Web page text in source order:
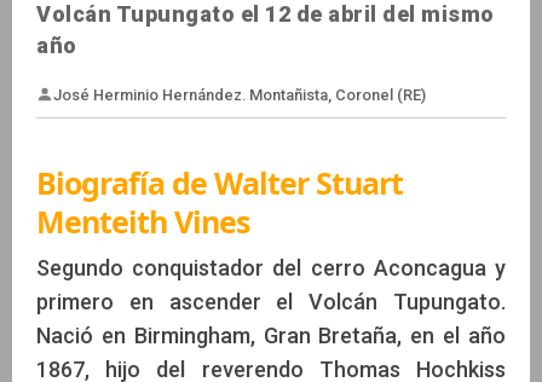
Volcán Tupungato el 12 de abril del mismo
año
José Herminio Hernández. Montañista, Coronel (RE)
Biografía de Walter Stuart
Menteith Vines
Segundo conquistador del cerro Aconcagua y
primero en ascender el Volcán Tupungato.
Nació en Birmingham, Gran Bretaña, en el año
1867, hijo del reverendo Thomas Hochkiss